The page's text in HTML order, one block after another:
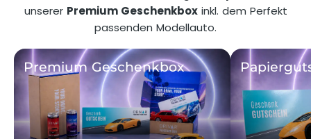
unserer Premium Geschenkboxinkl. dem Perfekt
passenden Modellauto.
Premium Geschenkbox